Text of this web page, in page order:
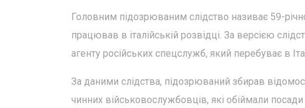
Головним підозрюваним слідство називає 59-
працював в італійській розвідці. За версією
агенту російських спецслужб, який перебуває в
За даними слідства, підозрюваний збирав
чинних військовослужбовців, які обіймали